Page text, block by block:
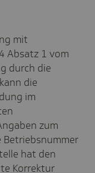
mit
Absatz 1 vom
durch die
die
im
zum
hat den
Korrektur